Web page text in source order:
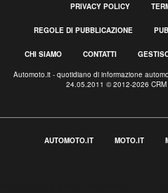
PRIVACY POLICY
REGOLE DI PUBBLICAZIONE
CHI SIAMO CONTATTI
Automoto.it - quotidiano di informazione
24.05.2011 © 2012-2026
AUTOMOTO.IT MOTO.IT